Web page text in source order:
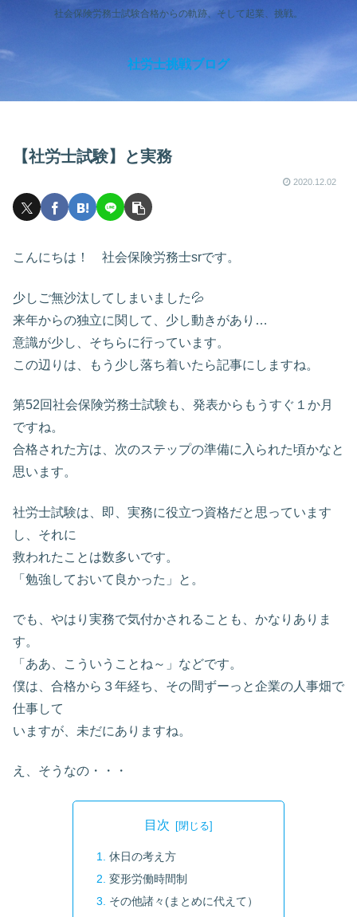
社会保険労務士試験合格からの軌跡、そして起業、挑戦。
社労士挑戦ブログ
【社労士試験】と実務
2020.12.02
こんにちは！ 社会保険労務士srです。
少しご無沙汰してしまいました💦
来年からの独立に関して、少し動きがあり…
意識が少し、そちらに行っています。
この辺りは、もう少し落ち着いたら記事にしますね。
第52回社会保険労務士試験も、発表からもうすぐ１か月
ですね。
合格された方は、次のステップの準備に入られた頃かなと
思います。
社労士試験は、即、実務に役立つ資格だと思っています
し、それに
救われたことは数多いです。
「勉強しておいて良かった」と。
でも、やはり実務で気付かされることも、かなりありま
す。
「ああ、こういうことね～」などです。
僕は、合格から３年経ち、その間ずーっと企業の人事畑で
仕事して
いますが、未だにありますね。
え、そうなの・・・
目次
休日の考え方
変形労働時間制
その他諸々(まとめに代えて）